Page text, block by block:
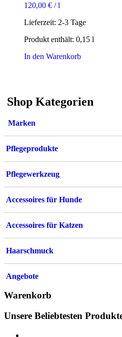
120,00 € /l
Lieferzeit: 2-3 Tage
Produkt enthält: 0,15 l
In den Warenkorb
Shop Kategorien
Marken
Pflegeprodukte
Pflegewerkzeug
Accessoires für Hunde
Accessoires für Katzen
Haarschmuck
Angebote
Warenkorb
Unsere Beliebtesten